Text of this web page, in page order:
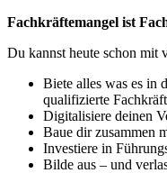
Fachkräftemangel ist
Du kannst heute schon mit
Biete alles was es in
qualifizierte
Digitalisiere deinen
Baue dir zusammen
Investiere in
Bilde aus – und